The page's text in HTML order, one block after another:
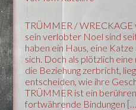
TRÜMMER / WRECKAGE
sein verlobter Noel sind
haben ein Haus, eine
sich. Doch als plötzlich
die Beziehung zerbricht,
entscheiden, wie ihre
TRÜMMER ist ein
fortwährende Bindungen